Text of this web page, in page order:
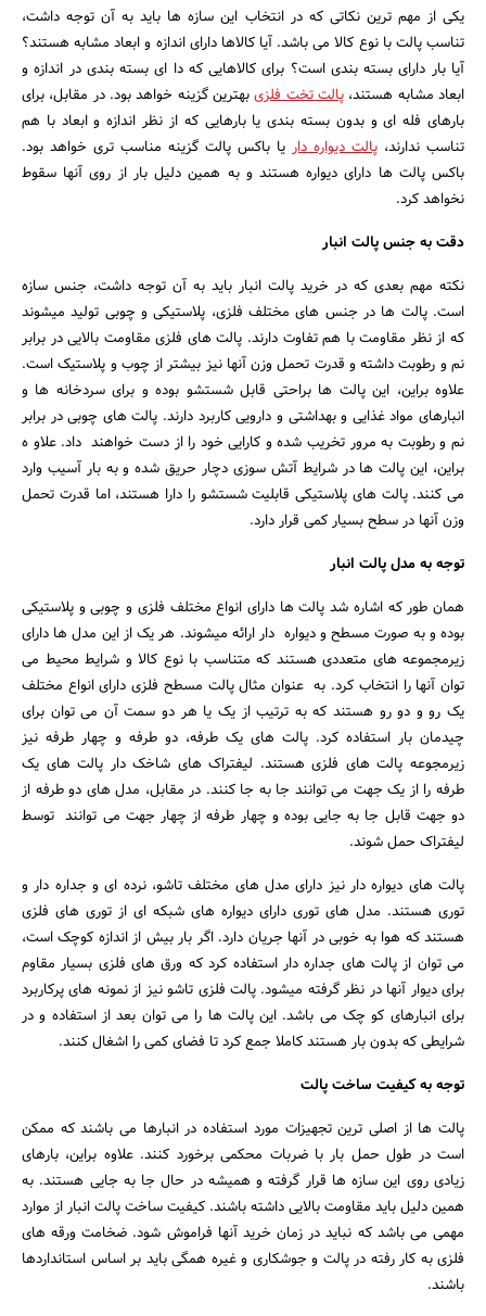
جستجو
یکی از مهم ترین نکاتی که در انتخاب این سازه ها باید به آن توجه داشت،
تناسب پالت با نوع کالا می باشد. آیا کالاها دارای اندازه و ابعاد مشابه هستند؟
آیا بار دارای بسته بندی است؟ برای کالاهایی که دا ای بسته بندی در اندازه و
ابعاد مشابه هستند، پالت تخت فلزیبهترین گزینه خواهد بود. در مقابل، برای
بارهای فله ای و بدون بسته بندی یا بارهایی که از نظر اندازه و ابعاد با هم
تناسب ندارند، پالت دیواره دار یا باکس پالت گزینه مناسب تری خواهد بود.
باکس پالت ها دارای دیواره هستند و به همین دلیل بار از روی آنها سقوط
نخواهد کرد.
دقت به جنس پالت انبار
نکته مهم بعدی که در خرید پالت انبار باید به آن توجه داشت، جنس سازه
است. پالت ها در جنس های مختلف فلزی، پلاستیکی و چوبی تولید میشوند
که از نظر مقاومت با هم تفاوت دارند. پالت های فلزی مقاومت بالایی در برابر
نم و رطوبت داشته و قدرت تحمل وزن آنها نیز بیشتر از چوب و پلاستیک است.
علاوه براین، این پالت ها براحتی قابل شستشو بوده و برای سردخانه ها و
انبارهای مواد غذایی و بهداشتی و دارویی کاربرد دارند. پالت های چوبی در برابر
نم و رطوبت به مرور تخریب شده و کارایی خود را از دست خواهند داد. علاو ه
براین، این پالت ها در شرایط آتش سوزی دچار حریق شده و به بار آسیب وارد
می کنند. پالت های پلاستیکی قابلیت شستشو را دارا هستند، اما قدرت تحمل
وزن آنها در سطح بسیار کمی قرار دارد.
توجه به مدل پالت انبار
همان طور که اشاره شد پالت ها دارای انواع مختلف فلزی و چوبی و پلاستیکی
بوده و به صورت مسطح و دیواره دار ارائه میشوند. هر یک از این مدل ها دارای
زیرمجموعه های متعددی هستند که متناسب با نوع کالا و شرایط محیط می
توان آنها را انتخاب کرد. به عنوان مثال پالت مسطح فلزی دارای انواع مختلف
یک رو و دو رو هستند که به ترتیب از یک یا هر دو سمت آن می توان برای
چیدمان بار استفاده کرد. پالت های یک طرفه، دو طرفه و چهار طرفه نیز
زیرمجوعه پالت های فلزی هستند. لیفتراک های شاخک دار پالت های یک
طرفه را از یک جهت می توانند جا به جا کنند. در مقابل، مدل های دو طرفه از
دو جهت قابل جا به جایی بوده و چهار طرفه از چهار جهت می توانند توسط
لیفتراک حمل شوند.
پالت های دیواره دار نیز دارای مدل های مختلف تاشو، نرده ای و جداره دار و
توری هستند. مدل های توری دارای دیواره های شبکه ای از توری های فلزی
هستند که هوا به خوبی در آنها جریان دارد. اگر بار بیش از اندازه کوچک است،
می توان از پالت های جداره دار استفاده کرد که ورق های فلزی بسیار مقاوم
برای دیوار آنها در نظر گرفته میشود. پالت فلزی تاشو نیز از نمونه های پرکاربرد
برای انبارهای کو چک می باشد. این پالت ها را می توان بعد از استفاده و در
شرایطی که بدون بار هستند کاملا جمع کرد تا فضای کمی را اشغال کنند.
توجه به کیفیت ساخت پالت
پالت ها از اصلی ترین تجهیزات مورد استفاده در انبارها می باشند که ممکن
است در طول حمل بار با ضربات محکمی برخورد کنند. علاوه براین، بارهای
زیادی روی این سازه ها قرار گرفته و همیشه در حال جا به جایی هستند. به
همین دلیل باید مقاومت بالایی داشته باشند. کیفیت ساخت پالت انبار از موارد
مهمی می باشد که نباید در زمان خرید آنها فراموش شود. ضخامت ورقه های
فلزی به کار رفته در پالت و جوشکاری و غیره همگی باید بر اساس استانداردها
باشند.